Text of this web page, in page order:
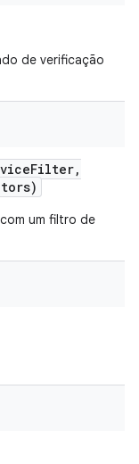
de verificação
Filter,
um filtro de